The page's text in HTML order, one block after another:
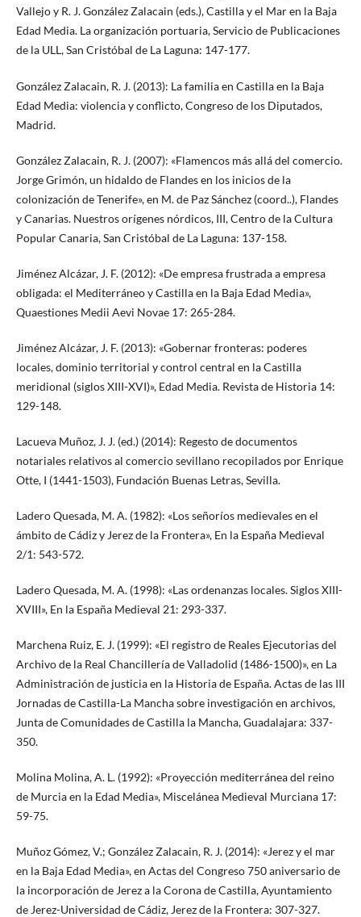
Vallejo y R. J. González Zalacain (eds.), Castilla y el Mar en la Baja
Edad Media. La organización portuaria, Servicio de Publicaciones
de la ULL, San Cristóbal de La Laguna: 147-177.
González Zalacain, R. J. (2013): La familia en Castilla en la Baja
Edad Media: violencia y conflicto, Congreso de los Diputados,
Madrid.
González Zalacain, R. J. (2007): «Flamencos más allá del comercio.
Jorge Grimón, un hidaldo de Flandes en los inicios de la
colonización de Tenerife», en M. de Paz Sánchez (coord..), Flandes
y Canarias. Nuestros orígenes nórdicos, III, Centro de la Cultura
Popular Canaria, San Cristóbal de La Laguna: 137-158.
Jiménez Alcázar, J. F. (2012): «De empresa frustrada a empresa
obligada: el Mediterráneo y Castilla en la Baja Edad Media»,
Quaestiones Medii Aevi Novae 17: 265-284.
Jiménez Alcázar, J. F. (2013): «Gobernar fronteras: poderes
locales, dominio territorial y control central en la Castilla
meridional (siglos XIII-XVI)», Edad Media. Revista de Historia 14:
129-148.
Lacueva Muñoz, J. J. (ed.) (2014): Regesto de documentos
notariales relativos al comercio sevillano recopilados por Enrique
Otte, I (1441-1503), Fundación Buenas Letras, Sevilla.
Ladero Quesada, M. A. (1982): «Los señoríos medievales en el
ámbito de Cádiz y Jerez de la Frontera», En la España Medieval
2/1: 543-572.
Ladero Quesada, M. A. (1998): «Las ordenanzas locales. Siglos XIII-
XVIII», En la España Medieval 21: 293-337.
Marchena Ruiz, E. J. (1999): «El registro de Reales Ejecutorias del
Archivo de la Real Chancillería de Valladolid (1486-1500)», en La
Administración de justicia en la Historia de España. Actas de las III
Jornadas de Castilla-La Mancha sobre investigación en archivos,
Junta de Comunidades de Castilla la Mancha, Guadalajara: 337-
350.
Molina Molina, A. L. (1992): «Proyección mediterránea del reino
de Murcia en la Edad Media», Miscelánea Medieval Murciana 17:
59-75.
Muñoz Gómez, V.; González Zalacain, R. J. (2014): «Jerez y el mar
en la Baja Edad Media», en Actas del Congreso 750 aniversario de
la incorporación de Jerez a la Corona de Castilla, Ayuntamiento
de Jerez-Universidad de Cádiz, Jerez de la Frontera: 307-327.